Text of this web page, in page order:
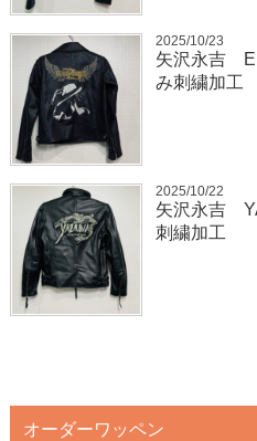
2025/10/23
矢沢永吉
み刺繍加工
2025/10/22
矢沢永吉
刺繍加工
オーダーワッペン